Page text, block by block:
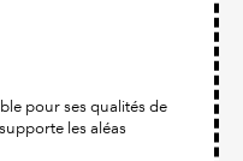
pour ses qualités de
les aléas